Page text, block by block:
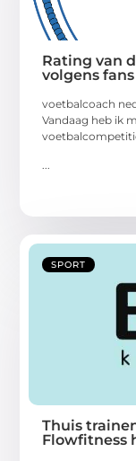
Rating van
volgens fans
voetbalcoach
Vandaag heb ik
...
SPORT
Thuis
Flowfitness